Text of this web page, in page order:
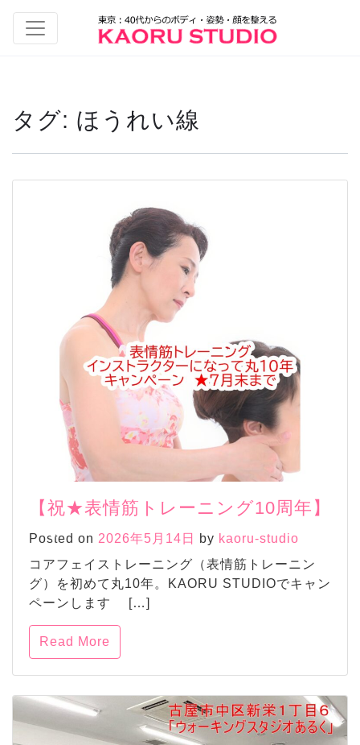
タグ: ほうれい線
【祝★表情筋トレーニング10周年】
Posted on 2026年5月14日 by kaoru-studio
コアフェイストレーニング（表情筋トレーニン
グ）を初めて丸10年。KAORU STUDIOでキャン
ペーンします […]
Read More